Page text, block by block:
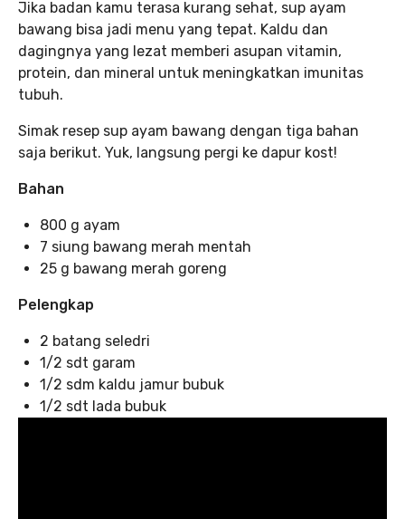
Jika badan kamu terasa kurang sehat, sup ayam
bawang bisa jadi menu yang tepat. Kaldu dan
dagingnya yang lezat memberi asupan vitamin,
protein, dan mineral untuk meningkatkan imunitas
tubuh.
Simak resep sup ayam bawang dengan tiga bahan
saja berikut. Yuk, langsung pergi ke dapur kost!
Bahan
800 g ayam
7 siung bawang merah mentah
25 g bawang merah goreng
Pelengkap
2 batang seledri
1/2 sdt garam
1/2 sdm kaldu jamur bubuk
1/2 sdt lada bubuk